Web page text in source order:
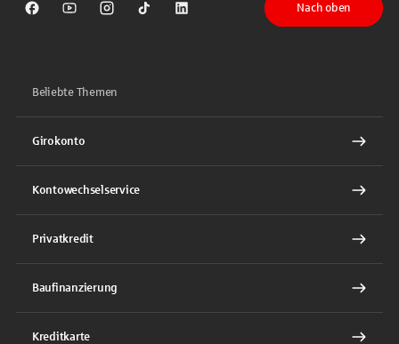
Sparkasse auf Facebook
Sparkasse auf Youtube
Sparkasse auf Instagram
Sparkasse auf TikTok
Sparkasse auf LinkedIn
Nach oben
Beliebte Themen
Girokonto
Kontowechselservice
Privatkredit
Baufinanzierung
Kreditkarte